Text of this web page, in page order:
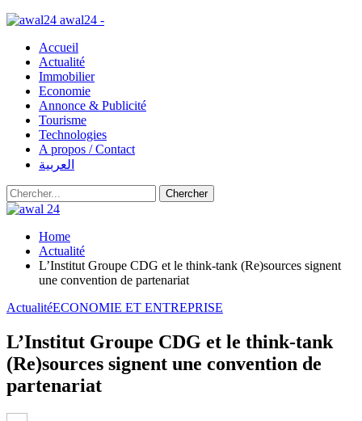
awal24 -
Accueil
Actualité
Immobilier
Economie
Annonce & Publicité
Tourisme
Technologies
A propos / Contact
العربية
Home
Actualité
L’Institut Groupe CDG et le think-tank (Re)sources signent
une convention de partenariat
ActualitéECONOMIE ET ENTREPRISE
L’Institut Groupe CDG et le think-tank
(Re)sources signent une convention de
partenariat